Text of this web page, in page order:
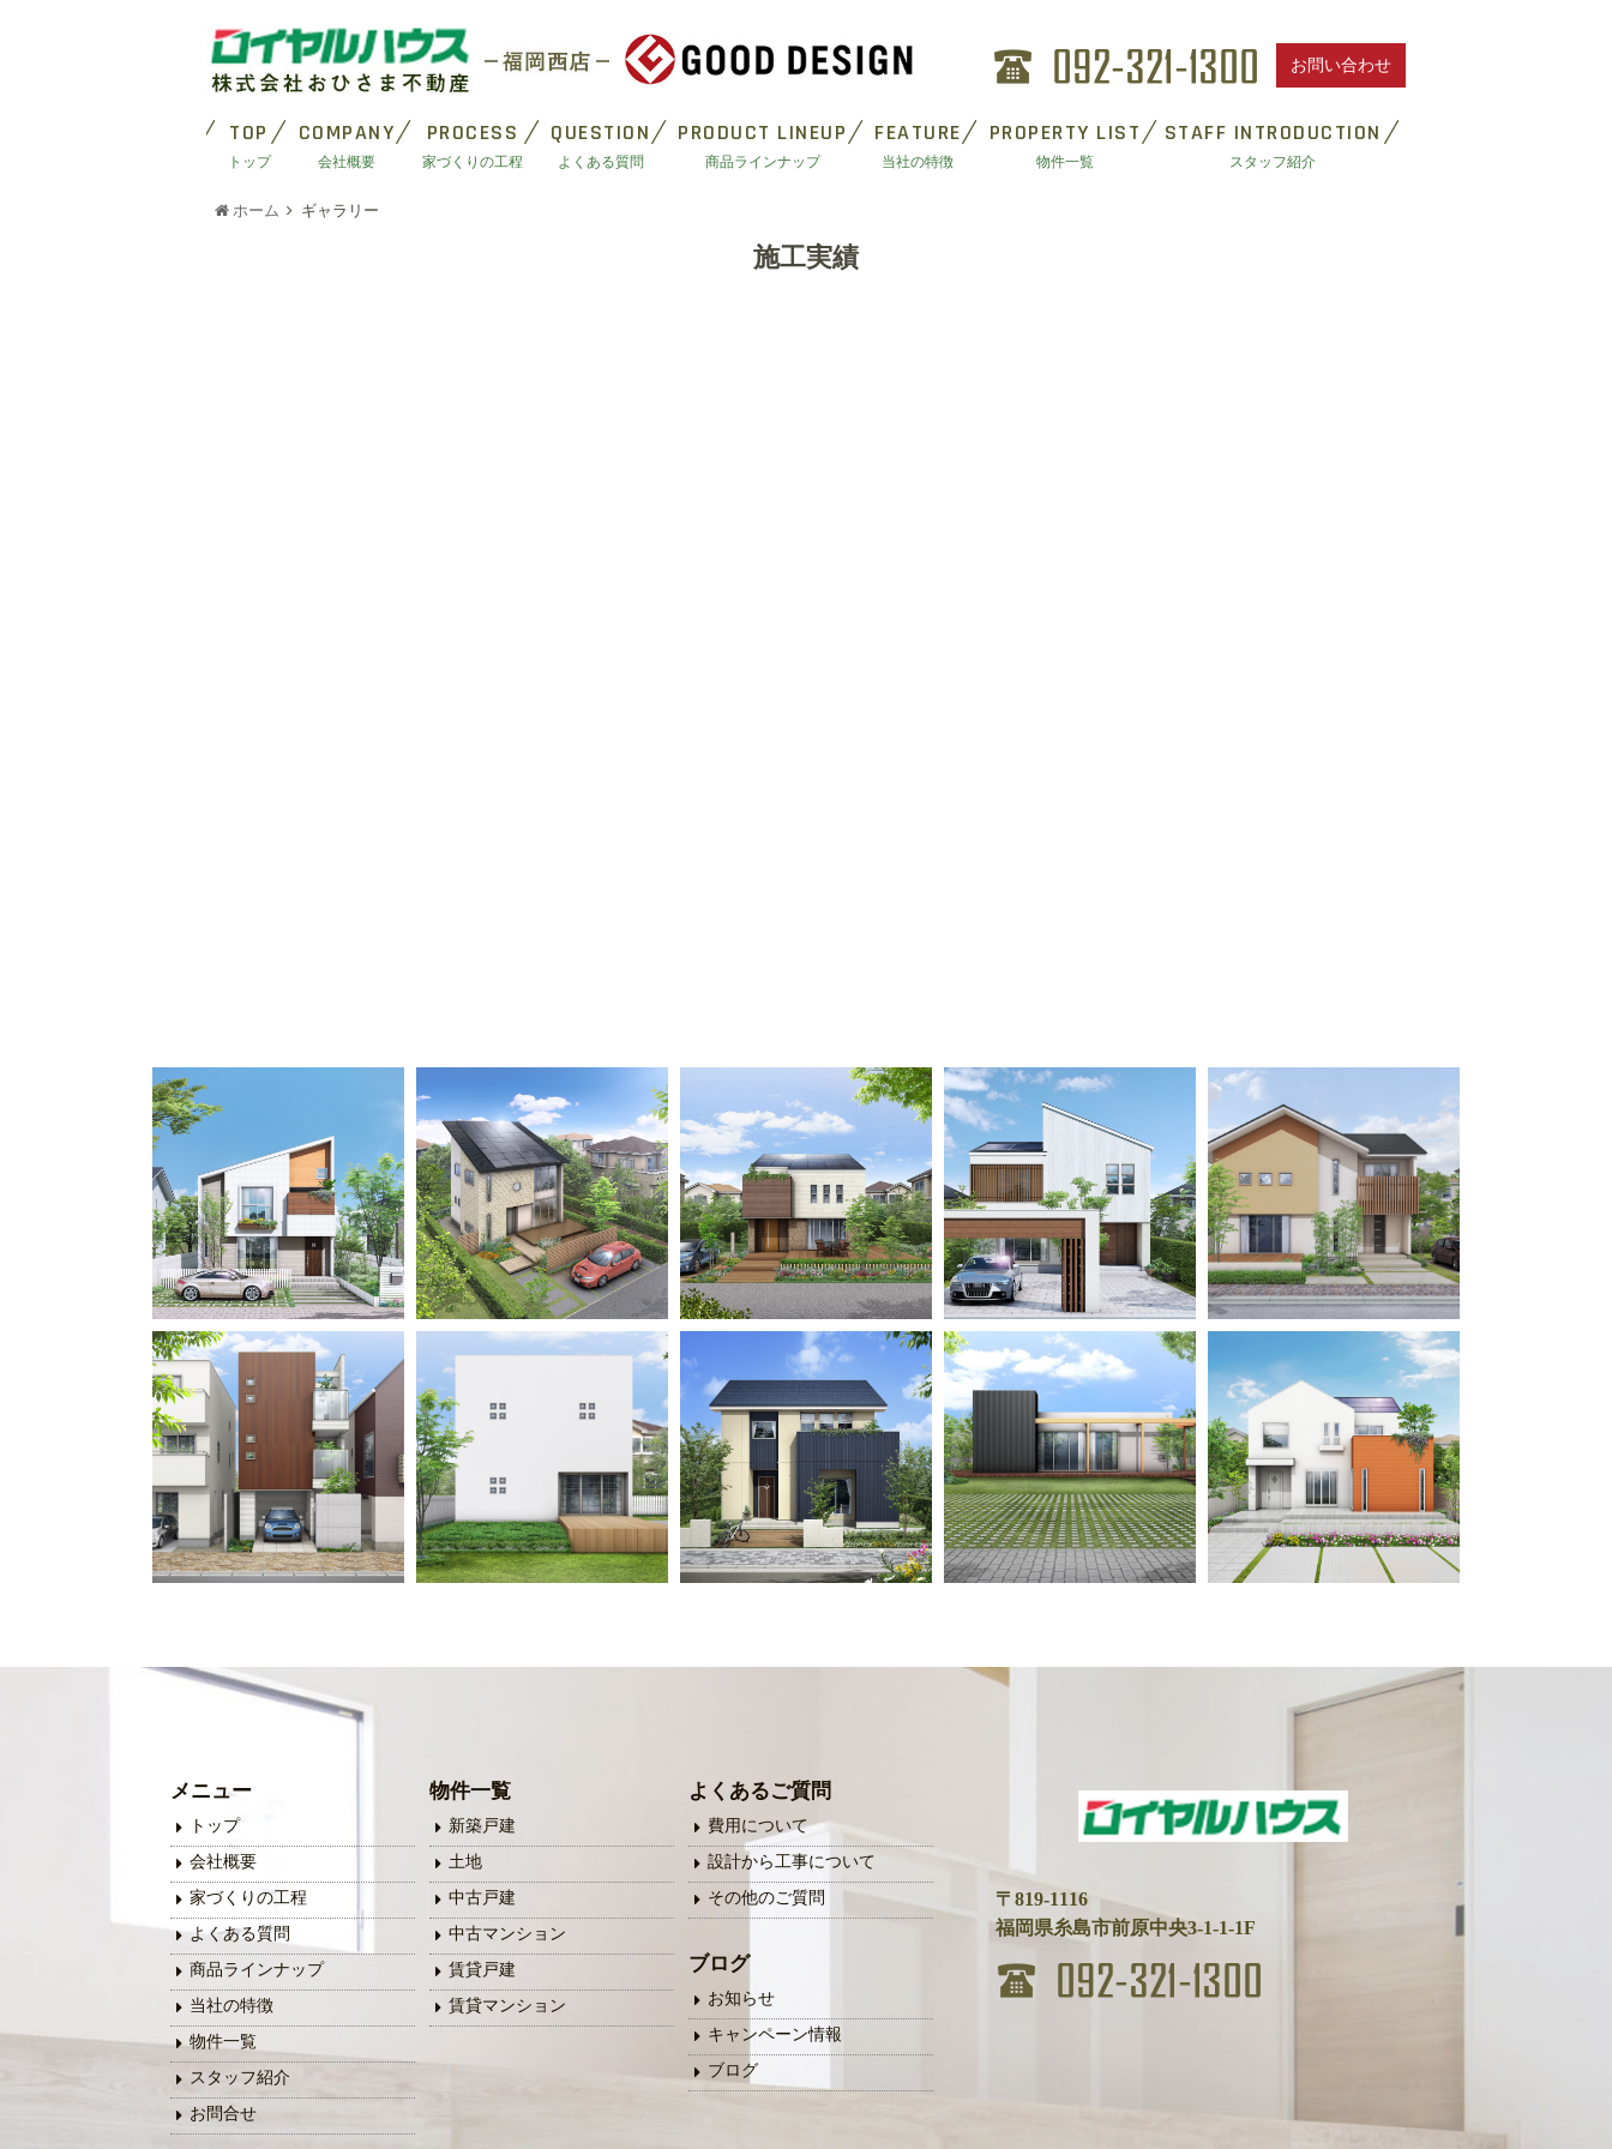
お問い合わせ
TOP
トップ
COMPANY
会社概要
PROCESS
家づくりの工程
QUESTION
よくある質問
PRODUCT LINEUP
商品ラインナップ
FEATURE
当社の特徴
PROPERTY LIST
物件一覧
STAFF INTRODUCTION
スタッフ紹介
ホーム ギャラリー
施工実績
メニュー
トップ
会社概要
家づくりの工程
よくある質問
商品ラインナップ
当社の特徴
物件一覧
スタッフ紹介
お問合せ
物件一覧
新築戸建
土地
中古戸建
中古マンション
賃貸戸建
賃貸マンション
よくあるご質問
費用について
設計から工事について
その他のご質問
ブログ
お知らせ
キャンペーン情報
ブログ
〒819-1116
福岡県糸島市前原中央3-1-1-1F